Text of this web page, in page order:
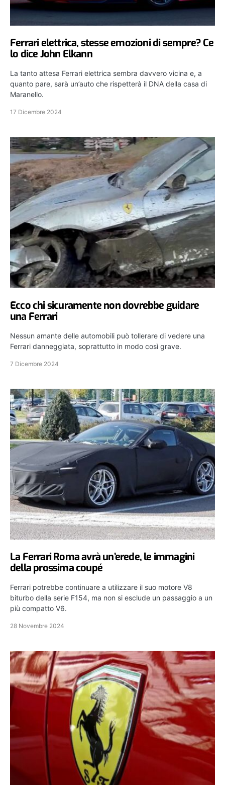
Ferrari elettrica, stesse emozioni di sempre? Ce
lo dice John Elkann
La tanto attesa Ferrari elettrica sembra davvero vicina e, a
quanto pare, sarà un’auto che rispetterà il DNA della casa di
Maranello.
17 Dicembre 2024
Ecco chi sicuramente non dovrebbe guidare
una Ferrari
Nessun amante delle automobili può tollerare di vedere una
Ferrari danneggiata, soprattutto in modo così grave.
7 Dicembre 2024
La Ferrari Roma avrà un’erede, le immagini
della prossima coupé
Ferrari potrebbe continuare a utilizzare il suo motore V8
biturbo della serie F154, ma non si esclude un passaggio a un
più compatto V6.
28 Novembre 2024